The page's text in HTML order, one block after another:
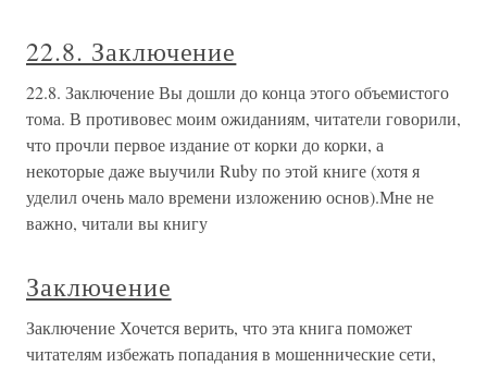
22.8. Заключение
22.8. Заключение Вы дошли до конца этого объемистого
тома. В противовес моим ожиданиям, читатели говорили,
что прочли первое издание от корки до корки, а
некоторые даже выучили Ruby по этой книге (хотя я
уделил очень мало времени изложению основ).Мне не
важно, читали вы книгу
Заключение
Заключение Хочется верить, что эта книга поможет
читателям избежать попадания в мошеннические сети,